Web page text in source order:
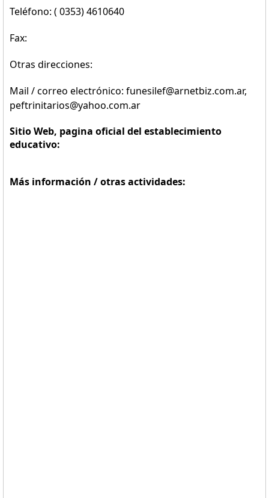
Teléfono: ( 0353) 4610640
Fax:
Otras direcciones:
Mail / correo electrónico: funesilef@arnetbiz.com.ar,
peftrinitarios@yahoo.com.ar
Sitio Web, pagina oficial del establecimiento
educativo:
Más información / otras actividades: